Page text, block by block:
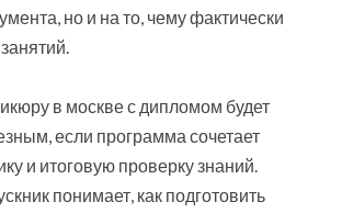
но и на то, чему фактически
в москве с дипломом будет
если программа сочетает
и итоговую проверку знаний.
понимает, как подготовить